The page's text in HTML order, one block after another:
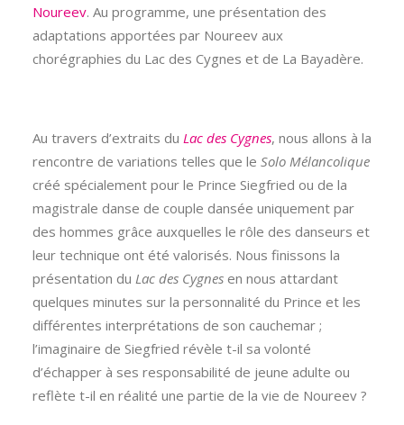
Noureev. Au programme, une présentation des
adaptations apportées par Noureev aux
chorégraphies du Lac des Cygnes et de La Bayadère.
Au travers d’extraits du Lac des Cygnes, nous allons à la
rencontre de variations telles que le Solo Mélancolique
créé spécialement pour le Prince Siegfried ou de la
magistrale danse de couple dansée uniquement par
des hommes grâce auxquelles le rôle des danseurs et
leur technique ont été valorisés. Nous finissons la
présentation du Lac des Cygnes en nous attardant
quelques minutes sur la personnalité du Prince et les
différentes interprétations de son cauchemar ;
l’imaginaire de Siegfried révèle t-il sa volonté
d’échapper à ses responsabilité de jeune adulte ou
reflète t-il en réalité une partie de la vie de Noureev ?